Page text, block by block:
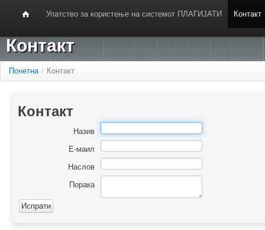
Упатство за користење на системот ПЛАГИЈАТИ Контакт
Контакт
Почетна / Контакт
Контакт
Назив
Е-маил
Наслов
Порака